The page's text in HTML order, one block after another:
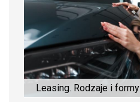
Leasing. Rodzaje i formy